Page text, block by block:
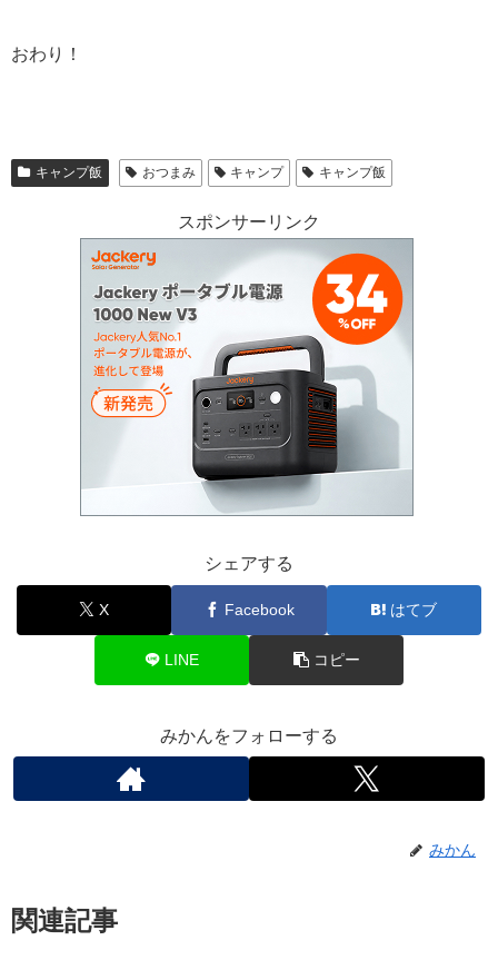
おわり！
キャンプ飯 おつまみ キャンプ キャンプ飯
スポンサーリンク
シェアする
X Facebook はてブ
LINE コピー
みかんをフォローする
みかん
関連記事